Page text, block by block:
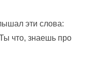
эти слова:
что, знаешь про